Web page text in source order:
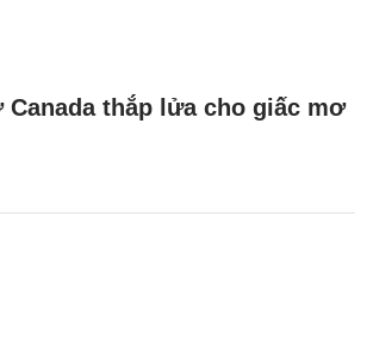
thắp lửa cho giấc mơ